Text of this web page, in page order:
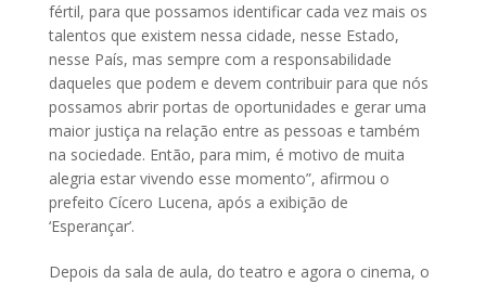
fértil, para que possamos identificar cada vez mais os
talentos que existem nessa cidade, nesse Estado,
nesse País, mas sempre com a responsabilidade
daqueles que podem e devem contribuir para que nós
possamos abrir portas de oportunidades e gerar uma
maior justiça na relação entre as pessoas e também
na sociedade. Então, para mim, é motivo de muita
alegria estar vivendo esse momento”, afirmou o
prefeito Cícero Lucena, após a exibição de
‘Esperançar’.
Depois da sala de aula, do teatro e agora o cinema, o